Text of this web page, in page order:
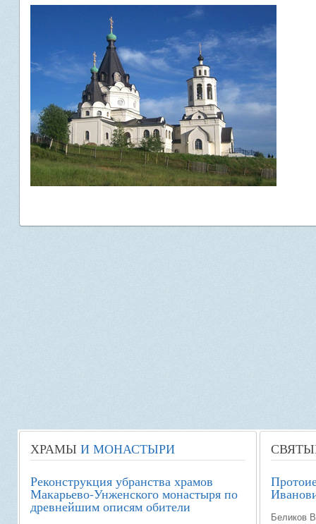
ХРАМЫ И МОНАСТЫРИ
Реконструкция убранства храмов
Макарьево-Унженского монастыря по
древнейшим описям обители
Беликов